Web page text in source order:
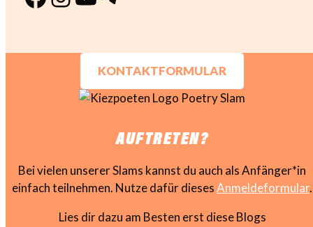
KONTAKTFORMULAR
AUFTRETEN?
Bei vielen unserer Slams kannst du auch als Anfänger*in
einfach teilnehmen. Nutze dafür diesesAnmeldeformular.
Lies dir dazu am Besten erst diese Blogs